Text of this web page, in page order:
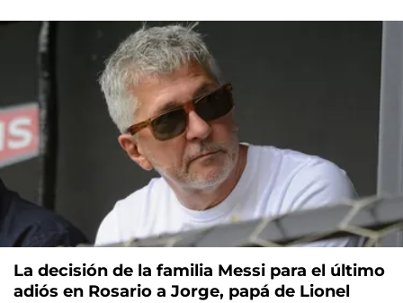
La decisión de la familia Messi para el último
adiós en Rosario a Jorge, papá de Lionel